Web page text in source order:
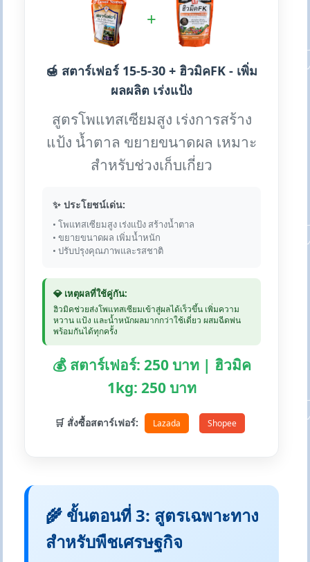
+
🍯 สตาร์เฟอร์ 15-5-30 + ฮิวมิคFK - เพิ่ม
ผลผลิต เร่งแป้ง
สูตรโพแทสเซียมสูง เร่งการสร้าง
แป้ง น้ำตาล ขยายขนาดผล เหมาะ
สำหรับช่วงเก็บเกี่ยว
✨ ประโยชน์เด่น:
• โพแทสเซียมสูง เร่งแป้ง สร้างน้ำตาล
• ขยายขนาดผล เพิ่มน้ำหนัก
• ปรับปรุงคุณภาพและรสชาติ
💎 เหตุผลที่ใช้คู่กัน:
ฮิวมิคช่วยส่งโพแทสเซียมเข้าสู่ผลได้เร็วขึ้น เพิ่มความ
หวาน แป้ง และน้ำหนักผลมากกว่าใช้เดี่ยว ผสมฉีดพ่น
พร้อมกันได้ทุกครั้ง
💰 สตาร์เฟอร์: 250 บาท | ฮิวมิค
1kg: 250 บาท
🛒 สั่งซื้อสตาร์เฟอร์: Lazada Shopee
🌾 ขั้นตอนที่ 3: สูตรเฉพาะทาง
สำหรับพืชเศรษฐกิจ